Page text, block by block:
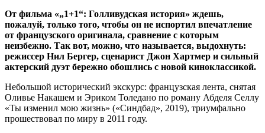
От фильма «„1+1“: Голливудская история» ждешь,
пожалуй, только того, чтобы он не испортил впечатление
от французского оригинала, сравнение с которым
неизбежно. Так вот, можно, что называется, выдохнуть:
режиссер Нил Бергер, сценарист Джон Хартмер и сильный
актерский дуэт бережно обошлись с новой киноклассикой.
Небольшой исторический экскурс: французская лента, снятая
Оливье Накашем и Эриком Толедано по роману Абделя Селлу
«Ты изменил мою жизнь» («Синдбад», 2019), триумфально
прошествовал по миру в 2011 году.